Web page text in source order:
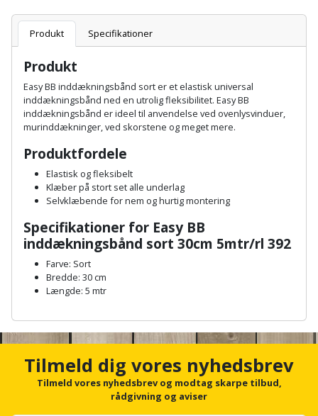
Hemsestige
Komposit
terrassebrædder
og
fundablokke
Lofttrapper
Murbinder
Murpap
og
Mursten
Hæftepistol
og
-
hammer
Hammer
Høvl
Kloakrenser
Kniv
og
hobbykniv
Kridtsnor
Lærlingesæt
skruemaskine
Boremaskinetilbehør
Detektor
Diamantskæremaskine
Diamantslibertilbehør
Dykkerpistol
Dyksav
Excentersliber
Excenterslibertilbehør
Fedtsprøjte
Flamingoskærer
Plæneklipper
Plæneklipper
tilbehør
Robotplæneklipper
Robotplæneklipper
tilbehør
Vandpumpe
Vertikalskærer
mosfjerner
Dørrist
Drivhus
Drivhustilbehør
Elartikler
Flagstænger
og
have
Fuglefoderhus
opbevaring
Gavekort
Produkt Specifikationer
Produkt
Easy BB inddækningsbånd sort er et elastisk universal
inddækningsbånd ned en utrolig fleksibilitet. Easy BB
inddækningsbånd er ideel til anvendelse ved ovenlysvinduer,
murinddækninger, ved skorstene og meget mere.
Produktfordele
Elastisk og fleksibelt
Klæber på stort set alle underlag
Selvklæbende for nem og hurtig montering
Specifikationer for Easy BB
inddækningsbånd sort 30cm 5mtr/rl 392
Farve: Sort
Bredde: 30 cm
Længde: 5 mtr
c
Tilmeld dig vores nyhedsbrev
Tilmeld vores nyhedsbrev og modtag skarpe tilbud,
rådgivning og aviser